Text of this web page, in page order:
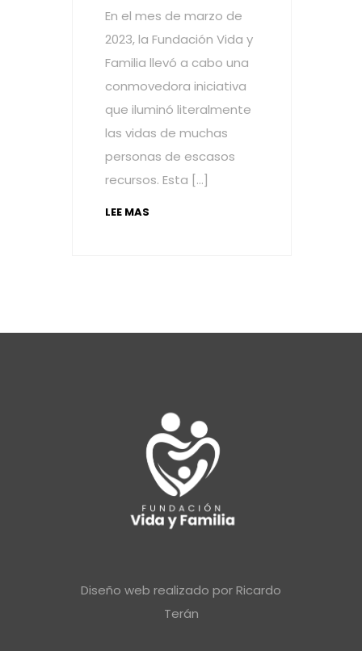
En el mes de marzo de
2023, la Fundación Vida y
Familia llevó a cabo una
conmovedora iniciativa
que iluminó literalmente
las vidas de muchas
personas de escasos
recursos. Esta […]
LEE MAS
Diseño web realizado porRicardo
Terán